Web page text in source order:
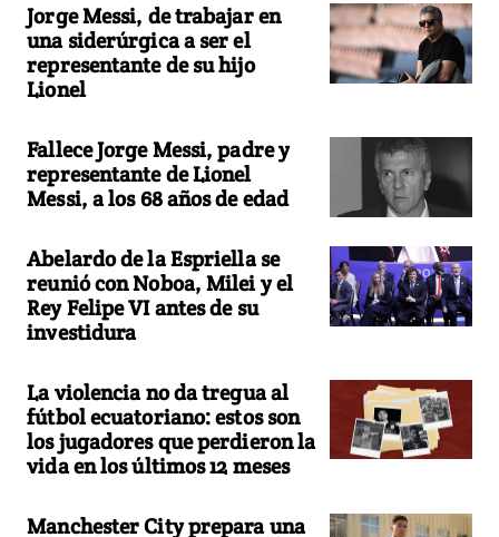
Jorge Messi, de trabajar en
una siderúrgica a ser el
representante de su hijo
Lionel
Fallece Jorge Messi, padre y
representante de Lionel
Messi, a los 68 años de edad
Abelardo de la Espriella se
reunió con Noboa, Milei y el
Rey Felipe VI antes de su
investidura
La violencia no da tregua al
fútbol ecuatoriano: estos son
los jugadores que perdieron la
vida en los últimos 12 meses
Manchester City prepara una